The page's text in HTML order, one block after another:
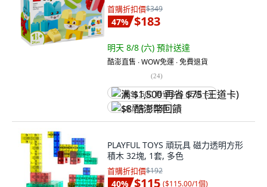
首購折扣價$349
47% $183
明天 8/8 (六) 預計送達
酷澎直售 ∙ WOW免運 ∙ 免費退貨
(24)
满 $1,500 再省 $75 (王道卡)
$8 酷澎幣回饋
PLAYFUL TOYS 頑玩具 磁力透明方形
積木 32塊, 1套, 多色
首購折扣價$192
40% $115 ($115.00/1個)